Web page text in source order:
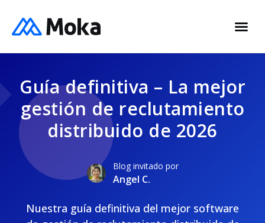
Guía definitiva – La mejor
gestión de reclutamiento
distribuido de 2026
Blog invitado por
Angel C.
Nuestra guía definitiva del mejor software